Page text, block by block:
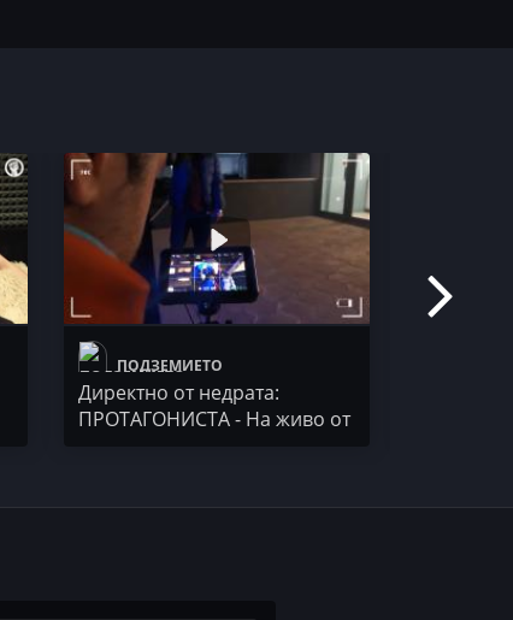
ПОДЗЕМИЕТО
Директно от недрата:
ПРОТАГОНИСТА - На живо от